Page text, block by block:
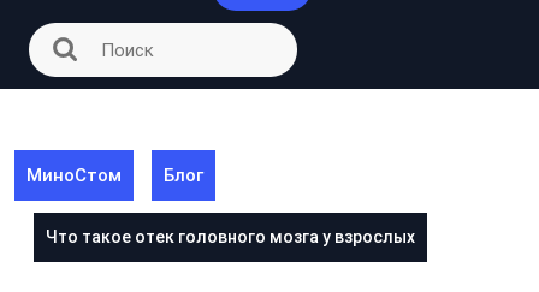
МиноСтом Блог
Что такое отек головного мозга у взрослых